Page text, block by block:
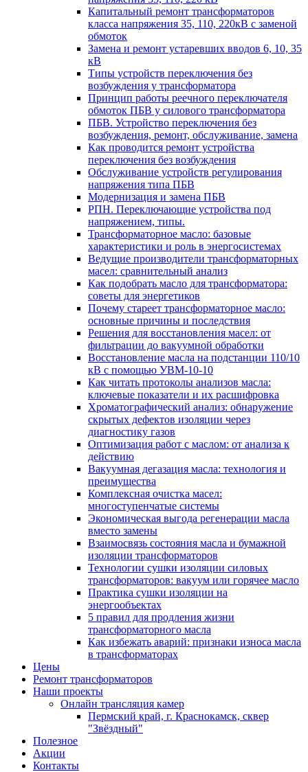
Капитальный ремонт трансформаторов
класса напряжения 35, 110, 220кВ с заменой
обмоток
Замена и ремонт устаревших вводов 6, 10, 35
кВ
Типы устройств переключения без
возбуждения у трансформатора
Принцип работы реечного переключателя
обмоток ПБВ у силового трансформатора
ПБВ. Устройство переключения без
возбуждения, ремонт, обслуживание, замена
Как проводится ремонт устройства
переключения без возбуждения
Обслуживание устройств регулирования
напряжения типа ПБВ
Модернизация и замена ПБВ
РПН. Переключающие устройства под
напряжением, типы.
Трансформаторное масло: базовые
характеристики и роль в энергосистемах
Ведущие производители трансформаторных
масел: сравнительный анализ
Как подобрать масло для трансформатора:
советы для энергетиков
Почему стареет трансформаторное масло:
основные причины и последствия
Решения для восстановления масел: от
фильтрации до вакуумной обработки
Восстановление масла на подстанции 110/10
кВ с помощью УВМ-10-10
Как читать протоколы анализов масла:
ключевые показатели и их расшифровка
Хроматографический анализ: обнаружение
скрытых дефектов изоляции через
диагностику газов
Оптимизация работ с маслом: от анализа к
действию
Вакуумная дегазация масла: технология и
преимущества
Комплексная очистка масел:
многоступенчатые системы
Экономическая выгода регенерации масла
вместо замены
Взаимосвязь состояния масла и бумажной
изоляции трансформаторов
Технологии сушки изоляции силовых
трансформаторов: вакуум или горячее масло
Практика сушки изоляции на
энергообъектах
5 правил для продления жизни
трансформаторного масла
Как избежать аварий: признаки износа масла
в трансформаторах
Цены
Ремонт трансформаторов
Наши проекты
Онлайн трансляция камер
Пермский край, г. Краснокамск, сквер
"Звёздный"
Полезное
Акции
Контакты